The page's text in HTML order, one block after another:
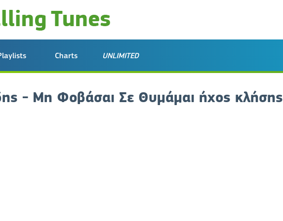
Charts UNLIMITED
- Μη Φοβάσαι Σε Θυμάμαι ήχος κλήσης